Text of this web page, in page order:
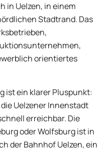
in Uelzen, in einem
Stadtrand. Das
orientiertes
ist ein klarer Pluspunkt:
die Uelzener Innenstadt
erreichbar. Die
oder Wolfsburg ist in
der Bahnhof Uelzen, ein